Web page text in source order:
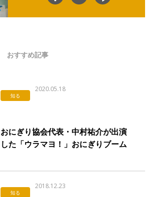
おすすめ記事
知る
2020.05.18
おにぎり協会代表・中村祐介が出演
した「ウラマヨ！」おにぎりブーム
した。
知る
2018.12.23